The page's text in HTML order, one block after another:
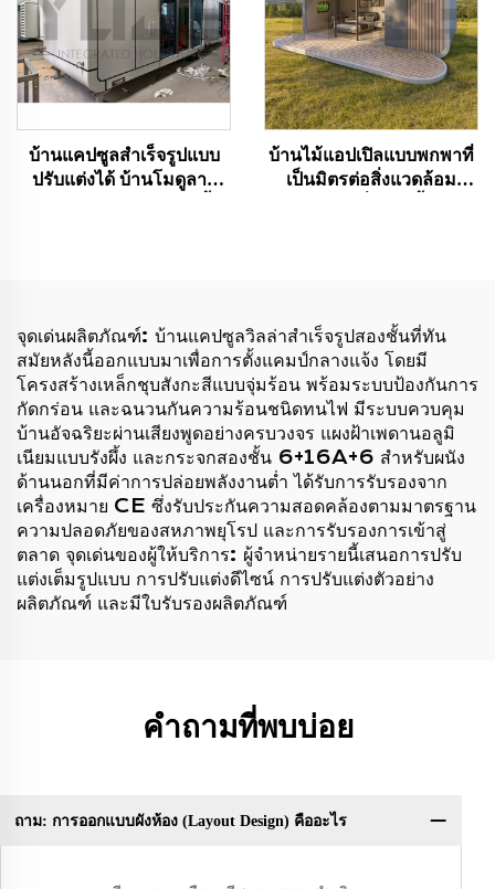
บ้านแคปซูลสำเร็จรูปแบบ
ปรับแต่งได้ บ้านโมดูลาร์
บ้านไม้แอปเปิลแบบพกพาที่
เป็นมิตรต่อสิ่งแวดล้อม
จุดเด่นผลิตภัณฑ์: บ้านแคปซูลวิลล่าสำเร็จรูปสองชั้นที่ทัน
สมัยหลังนี้ออกแบบมาเพื่อการตั้งแคมป์กลางแจ้ง โดยมี
โครงสร้างเหล็กชุบสังกะสีแบบจุ่มร้อน พร้อมระบบป้องกันการ
กัดกร่อน และฉนวนกันความร้อนชนิดทนไฟ มีระบบควบคุม
บ้านอัจฉริยะผ่านเสียงพูดอย่างครบวงจร แผงฝ้าเพดานอลูมิ
เนียมแบบรังผึ้ง และกระจกสองชั้น 6+16A+6 สำหรับผนัง
ด้านนอกที่มีค่าการปล่อยพลังงานต่ำ ได้รับการรับรองจาก
เครื่องหมาย CE ซึ่งรับประกันความสอดคล้องตามมาตรฐาน
ความปลอดภัยของสหภาพยุโรป และการรับรองการเข้าสู่
ตลาด จุดเด่นของผู้ให้บริการ: ผู้จำหน่ายรายนี้เสนอการปรับ
แต่งเต็มรูปแบบ การปรับแต่งดีไซน์ การปรับแต่งตัวอย่าง
ผลิตภัณฑ์ และมีใบรับรองผลิตภัณฑ์
คำถามที่พบบ่อย
ถาม: การออกแบบผังห้อง (Layout Design) คืออะไร